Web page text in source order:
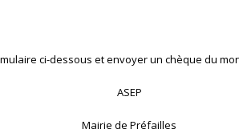
ci-dessous et envoyer un chèque du
ASEP
Mairie de Préfailles